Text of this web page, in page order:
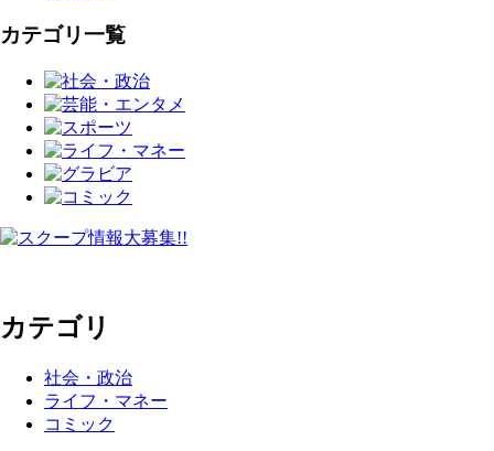
カテゴリ一覧
カテゴリ
社会・政治
ライフ・マネー
コミック